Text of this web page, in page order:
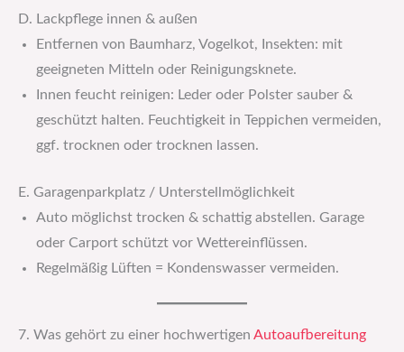
D. Lackpflege innen & außen
Entfernen von Baumharz, Vogelkot, Insekten: mit
geeigneten Mitteln oder Reinigungsknete.
Innen feucht reinigen: Leder oder Polster sauber &
geschützt halten. Feuchtigkeit in Teppichen vermeiden,
ggf. trocknen oder trocknen lassen.
E. Garagenparkplatz / Unterstellmöglichkeit
Auto möglichst trocken & schattig abstellen. Garage
oder Carport schützt vor Wettereinflüssen.
Regelmäßig Lüften = Kondenswasser vermeiden.
7. Was gehört zu einer hochwertigen Autoaufbereitung